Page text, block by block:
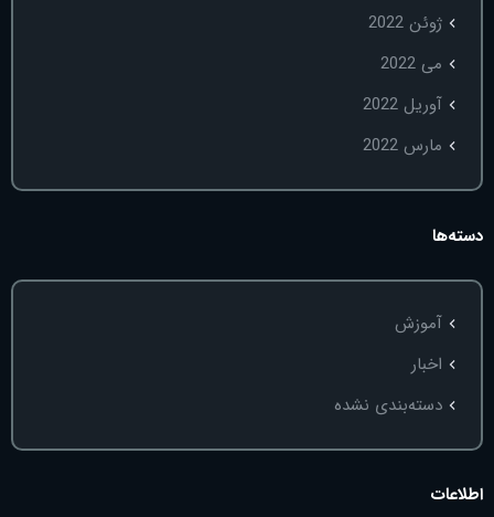
ژوئن 2022
می 2022
آوریل 2022
مارس 2022
دسته‌ها
آموزش
اخبار
دسته‌بندی نشده
اطلاعات